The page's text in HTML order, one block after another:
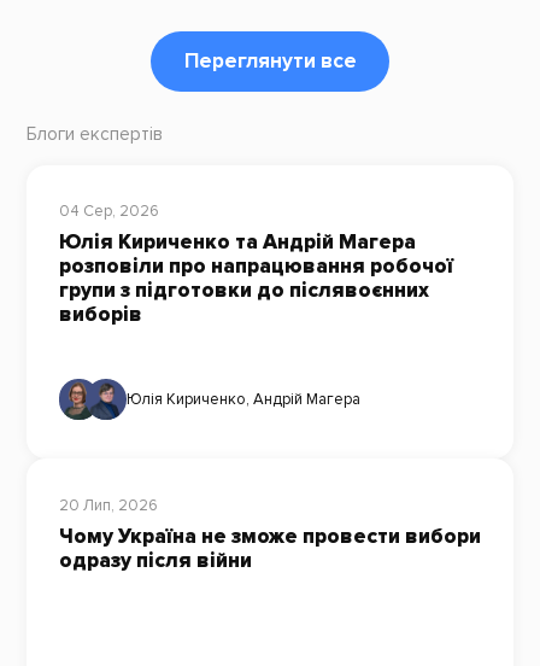
Переглянути все
Блоги експертів
04 Сер, 2026
Юлія Кириченко та Андрій Магера
розповіли про напрацювання робочої
групи з підготовки до післявоєнних
виборів
Юлія Кириченко, Андрій Магера
20 Лип, 2026
Чому Україна не зможе провести вибори
одразу після війни